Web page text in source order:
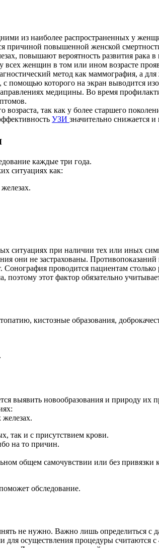
из наиболее распространенных у
причиной повышенной женской
повышают вероятность развития рака
всех женщин в том или ином возрасте
метод как маммография, а
с помощью которого на экран выводится
медицины. Во время
так как у более старшего
УЗИ значительно снижается
каждые три года.
ситуациях как:
ситуациях при наличии тех или иных
они не застрахованы. Противопоказаний
Сонография проводится пациентам столько
поэтому этот фактор обязательно
кистозные образования,
выявить новообразования и природу их
так и с присутствием крови.
на то причин.
общем самочувствии или без привязки
обследование.
не нужно. Важно лишь определиться с
для осуществления процедуры считаются